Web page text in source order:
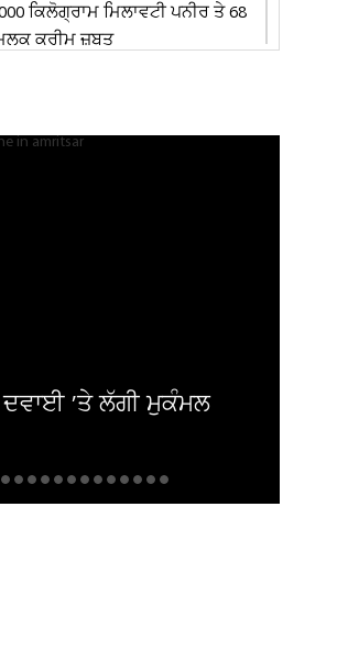
ਕਿਲੋਗ੍ਰਾਮ ਮਿਲਾਵਟੀ ਪਨੀਰ ਤੇ 68
ਕਰੀਮ ਜ਼ਬਤ
'ਕਰਜ਼ਾ ਮੋੜਨ ਲਈ ਕਰਨੀਆਂ ਪਈਆਂ